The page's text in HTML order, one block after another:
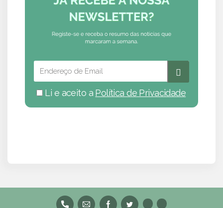
Li e aceito a Política de Privacidade